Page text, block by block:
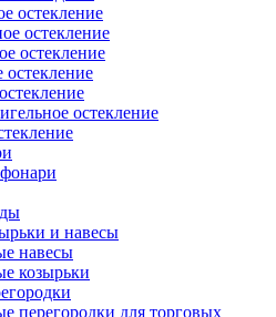
остекление
остекление
остекление
остекление
остекление
и навесы
навесы
козырьки
перегородки для торговых